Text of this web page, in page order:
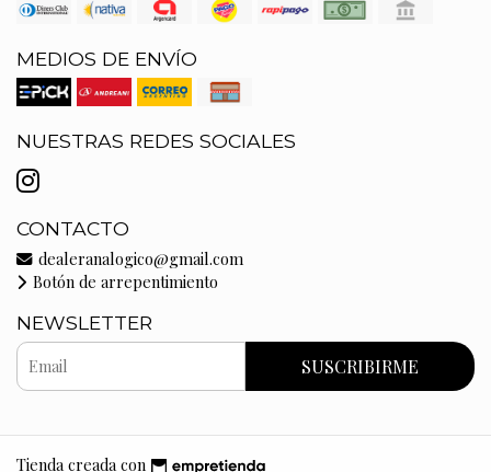
MEDIOS DE ENVÍO
NUESTRAS REDES SOCIALES
CONTACTO
dealeranalogico@gmail.com
Botón de arrepentimiento
NEWSLETTER
SUSCRIBIRME
Tienda creada con